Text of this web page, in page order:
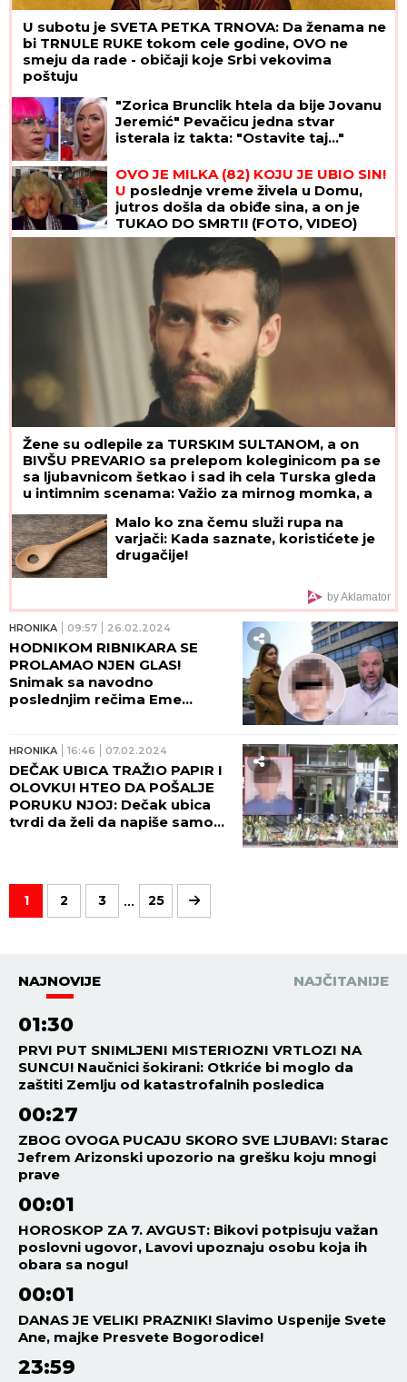
U subotu je SVETA PETKA TRNOVA: Da ženama ne
bi TRNULE RUKE tokom cele godine, OVO ne
smeju da rade - običaji koje Srbi vekovima
poštuju
"Zorica Brunclik htela da bije Jovanu
Jeremić" Pevačicu jedna stvar
isterala iz takta: "Ostavite taj..."
OVO JE MILKA (82) KOJU JE UBIO SIN!
U poslednje vreme živela u Domu,
jutros došla da obiđe sina, a on je
TUKAO DO SMRTI! (FOTO, VIDEO)
Žene su odlepile za TURSKIM SULTANOM, a on
BIVŠU PREVARIO sa prelepom koleginicom pa se
sa ljubavnicom šetkao i sad ih cela Turska gleda
u intimnim scenama: Važio za mirnog momka, a
Malo ko zna čemu služi rupa na
varjači: Kada saznate, koristićete je
drugačije!
by Aklamator
HRONIKA 09:57 26.02.2024
HODNIKOM RIBNIKARA SE
PROLAMAO NJEN GLAS!
Snimak sa navodno
poslednjim rečima Eme
dečak ubica UBIO! (VIDEO)
HRONIKA 16:46 07.02.2024
DEČAK UBICA TRAŽIO PAPIR I
OLOVKU! HTEO DA POŠALJE
PORUKU NJOJ: Dečak ubica
tvrdi da želi da napiše samo
1 2 3 ... 25
NAJNOVIJE NAJČITANIJE
01:30
PRVI PUT SNIMLJENI MISTERIOZNI VRTLOZI NA
SUNCU! Naučnici šokirani: Otkriće bi moglo da
zaštiti Zemlju od katastrofalnih posledica
00:27
ZBOG OVOGA PUCAJU SKORO SVE LJUBAVI: Starac
Jefrem Arizonski upozorio na grešku koju mnogi
prave
00:01
HOROSKOP ZA 7. AVGUST: Bikovi potpisuju važan
poslovni ugovor, Lavovi upoznaju osobu koja ih
obara sa nogu!
00:01
DANAS JE VELIKI PRAZNIK! Slavimo Uspenije Svete
Ane, majke Presvete Bogorodice!
23:59